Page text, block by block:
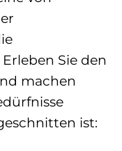
Sie den
machen
ist: